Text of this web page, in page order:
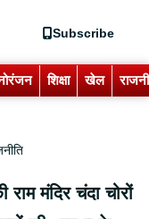
Subscribe
शिक्षा खेल
राम मंदिर चंदा चोरों